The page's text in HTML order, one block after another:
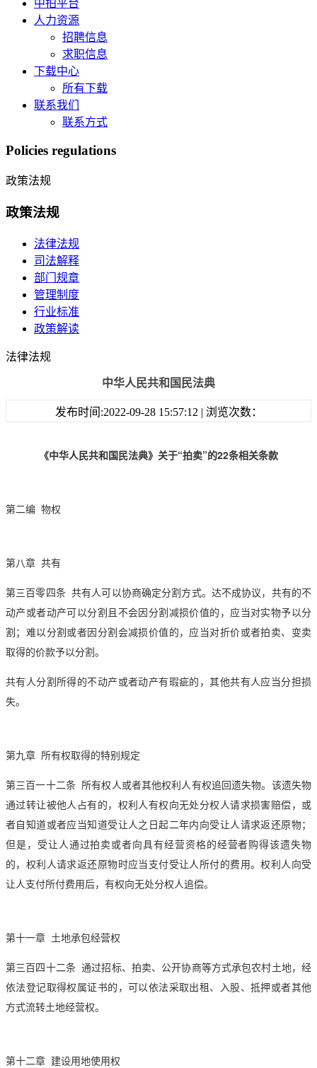
中拍平台
人力资源
招聘信息
求职信息
下载中心
所有下载
联系我们
联系方式
Policies regulations
政策法规
政策法规
法律法规
司法解释
部门规章
管理制度
行业标准
政策解读
法律法规
中华人民共和国民法典
发布时间:2022-09-28 15:57:12 | 浏览次数：
《中华人民共和国民法典》 关于“拍卖”的22条相关条款
第二编 物权
第八章 共有
第三百零四条 共有人可以协商确定分割方式。达不成协议，共有的不
动产或者动产可以分割且不会因分割减损价值的，应当对实物予以分
割；难以分割或者因分割会减损价值的，应当对折价或者拍卖、变卖
取得的价款予以分割。
共有人分割所得的不动产或者动产有瑕疵的，其他共有人应当分担损
失。
第九章 所有权取得的特别规定
第三百一十二条 所有权人或者其他权利人有权追回遗失物。该遗失物
通过转让被他人占有的，权利人有权向无处分权人请求损害赔偿，或
者自知道或者应当知道受让人之日起二年内向受让人请求返还原物；
但是，受让人通过拍卖或者向具有经营资格的经营者购得该遗失物
的，权利人请求返还原物时应当支付受让人所付的费用。权利人向受
让人支付所付费用后，有权向无处分权人追偿。
第十一章 土地承包经营权
第三百四十二条 通过招标、 拍卖、公开协商等方式承包农村土地，经
依法登记取得权属证书的，可以依法采取出租、入股、抵押或者其他
方式流转土地经营权。
第十二章 建设用地使用权